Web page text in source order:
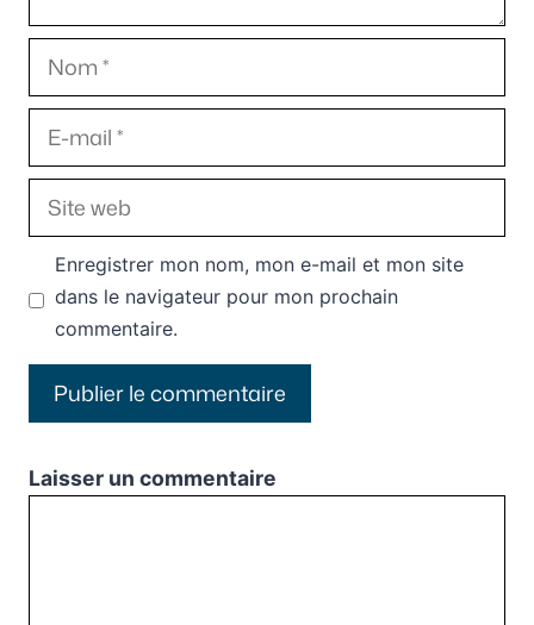
Nom
E-
mail
Site
web
Enregistrer mon nom, mon e-mail et mon site
dans le navigateur pour mon prochain
commentaire.
Laisser un commentaire